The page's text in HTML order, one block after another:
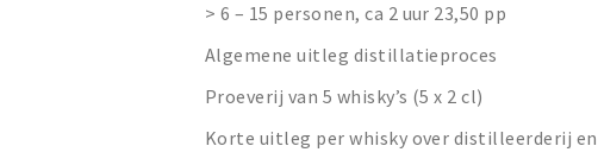
> 6 – 15 personen, ca 2 uur 23,50 pp
Algemene uitleg distillatieproces
Proeverij van 5 whisky’s (5 x 2 cl)
Korte uitleg per whisky over distilleerderij